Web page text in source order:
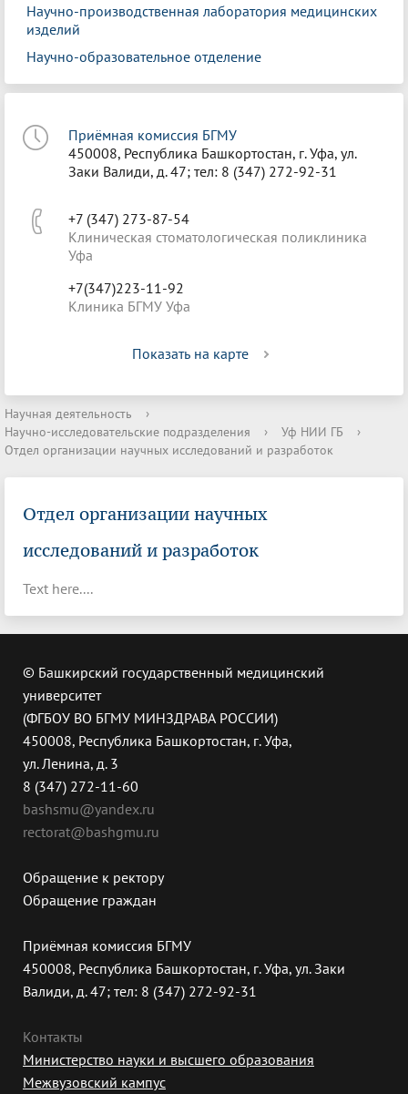
Научно-производственная лаборатория медицинских
изделий
Научно-образовательное отделение
Приёмная комиссия БГМУ
450008, Республика Башкортостан, г. Уфа, ул.
Заки Валиди, д. 47; тел: 8 (347) 272-92-31
+7 (347) 273-87-54
Клиническая стоматологическая поликлиника
Уфа
+7(347)223-11-92
Клиника БГМУ Уфа
Показать на карте
Научная деятельность
›
Научно-исследовательские подразделения
› Уф НИИ ГБ
›
Отдел организации научных исследований и разработок
Отдел организации научных
исследований и разработок
Text here....
© Башкирский государственный медицинский
университет
(ФГБОУ ВО БГМУ МИНЗДРАВА РОССИИ)
450008, Республика Башкортостан, г. Уфа,
ул. Ленина, д. 3
8 (347) 272-11-60
bashsmu@yandex.ru
rectorat@bashgmu.ru
Обращение к ректору
Обращение граждан
Приёмная комиссия БГМУ
450008, Республика Башкортостан, г. Уфа, ул. Заки
Валиди, д. 47; тел: 8 (347) 272-92-31
Контакты
Министерство науки и высшего образования
Межвузовский кампус